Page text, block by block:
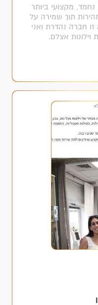
נחמד, מקצועי ביותר
תוך שמירה על
זו חברה נהדרת ואני
וילונות אצלם.